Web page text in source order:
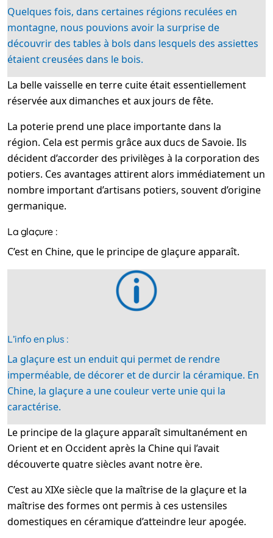
Quelques fois, dans certaines régions reculées en
montagne, nous pouvions avoir la surprise de
découvrir des tables à bols dans lesquels des assiettes
étaient creusées dans le bois.
La belle vaisselle en terre cuite était essentiellement
réservée aux dimanches et aux jours de fête.
La poterie prend une place importante dans la
région. Cela est permis grâce aux ducs de Savoie. Ils
décident d’accorder des privilèges à la corporation des
potiers. Ces avantages attirent alors immédiatement un
nombre important d’artisans potiers, souvent d’origine
germanique.
La glaçure :
C’est en Chine, que le principe de glaçure apparaît.
L’info en plus :
La glaçure est un enduit qui permet de rendre
imperméable, de décorer et de durcir la céramique. En
Chine, la glaçure a une couleur verte unie qui la
caractérise.
Le principe de la glaçure apparaît simultanément en
Orient et en Occident après la Chine qui l’avait
découverte quatre siècles avant notre ère.
C’est au XIXe siècle que la maîtrise de la glaçure et la
maîtrise des formes ont permis à ces ustensiles
domestiques en céramique d’atteindre leur apogée.